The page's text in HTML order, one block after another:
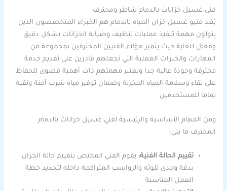
فني غسيل خزانات بالدمام شاطر ومحترف
يُعَد فنيو غسيل خزان المياه بالدمام هم الخبراء المتخصصون الذين
يتولون مهمة تنفيذ عمليات تنظيف وصيانة الخزانات بشكل دقيق
وفعال للغاية حيث يتميز هؤلاء الفنيين المحترفين بمجموعة من
المهارات والخبرات العملية التي تجعلهم قادرين على تقديم خدمة
محترفة وجودة عالية جدا وتعتبر مهمتهم ذات أهمية قصوى للحفاظ
على نقاء وسلامة المياه المخزنة وضمان توفير مياه شرب آمنة ونقية
تماما للمستخدمين
ومن المهام الأساسية والرئيسية لفني غسيل خزانات بالدمام
المحترف ما يلي:
تقييم الحالة الفنية: يقوم الفني المختص بتقييم حالة الخزان
بدقة ومدى تلوثه والرواسب المتراكمة داخله لتحديد خطة
العمل المناسبة